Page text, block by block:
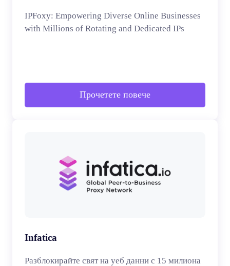
IPFoxy: Empowering Diverse Online Businesses
with Millions of Rotating and Dedicated IPs
Прочетете повече
Infatica
Разблокирайте свят на уеб данни с 15 милиона